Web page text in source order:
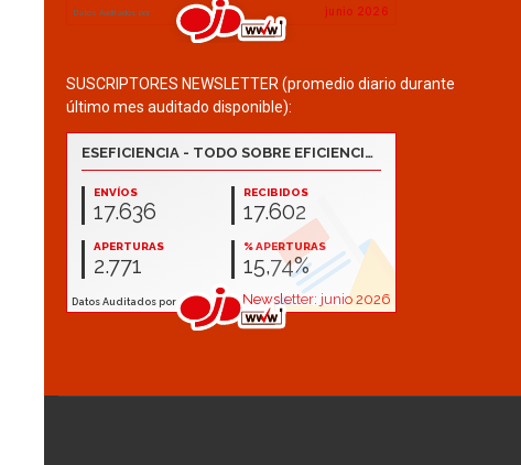
SUSCRIPTORES NEWSLETTER (promedio diario durante
último mes auditado disponible):